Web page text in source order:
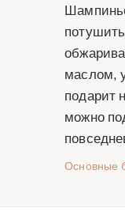
маслом,
подарит
можно
Основные